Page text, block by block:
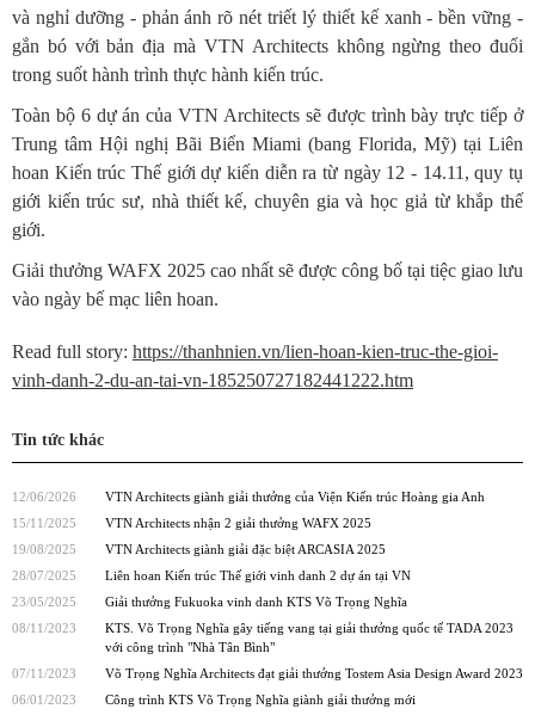
và nghỉ dưỡng - phản ánh rõ nét triết lý thiết kế xanh - bền vững -
gắn bó với bản địa mà VTN Architects không ngừng theo đuổi
trong suốt hành trình thực hành kiến trúc.
Toàn bộ 6 dự án của VTN Architects sẽ được trình bày trực tiếp ở
Trung tâm Hội nghị Bãi Biển Miami (bang Florida, Mỹ) tại Liên
hoan Kiến trúc Thế giới dự kiến diễn ra từ ngày 12 - 14.11, quy tụ
giới kiến trúc sư, nhà thiết kế, chuyên gia và học giả từ khắp thế
giới.
Giải thưởng WAFX 2025 cao nhất sẽ được công bố tại tiệc giao lưu
vào ngày bế mạc liên hoan.
Read full story: https://thanhnien.vn/lien-hoan-kien-truc-the-gioi-
vinh-danh-2-du-an-tai-vn-185250727182441222.htm
Tin tức khác
12/06/2026
VTN Architects giành giải thưởng của Viện Kiến trúc Hoàng gia Anh
15/11/2025
VTN Architects nhận 2 giải thưởng WAFX 2025
19/08/2025
VTN Architects giành giải đặc biệt ARCASIA 2025
28/07/2025
Liên hoan Kiến trúc Thế giới vinh danh 2 dự án tại VN
23/05/2025
Giải thưởng Fukuoka vinh danh KTS Võ Trọng Nghĩa
08/11/2023
KTS. Võ Trọng Nghĩa gây tiếng vang tại giải thưởng quốc tế TADA 2023
với công trình "Nhà Tân Bình"
07/11/2023
Võ Trọng Nghĩa Architects đạt giải thưởng Tostem Asia Design Award 2023
06/01/2023
Công trình KTS Võ Trọng Nghĩa giành giải thưởng mới